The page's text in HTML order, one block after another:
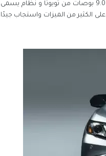
ويأتي نظام المعلومات والترفيه بشاشة اللمس الجديدة تشبه الجهاز اللوحي بقياس 7.0 أو 9.0 بوصات من تويوتا و نظام يسمى
Entune 3.0 معيارا عبر مجموعة كمري 2021 ، مع توفر نسخة محسنة كخيار ، يحتوي Entune على الكثير من الميزات واستجاب جيدًا